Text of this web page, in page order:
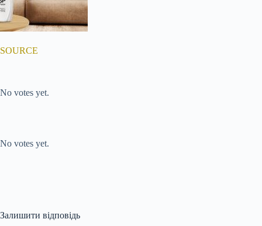
SOURCE
No votes yet.
No votes yet.
Залишити відповідь